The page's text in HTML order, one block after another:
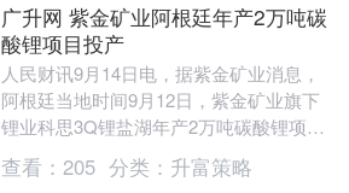
广升网 紫金矿业阿根廷年产2万吨碳
酸锂项目投产
人民财讯9月14日电，据紫金矿业消息，
阿根廷当地时间9月12日，紫金矿业旗下
锂业科思3Q锂盐湖年产2万吨碳酸锂项目
投产仪式在卡塔马卡省菲安巴拉市举行，
标志着紫金....
查看： 205 分类： 升富策略